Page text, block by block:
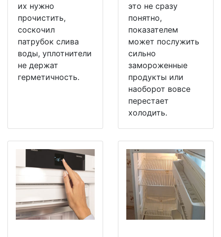
их нужно
прочистить,
соскочил
патрубок слива
воды, уплотнители
не держат
герметичность.
это не сразу
понятно,
показателем
может послужить
сильно
замороженные
продукты или
наоборот вовсе
перестает
холодить.